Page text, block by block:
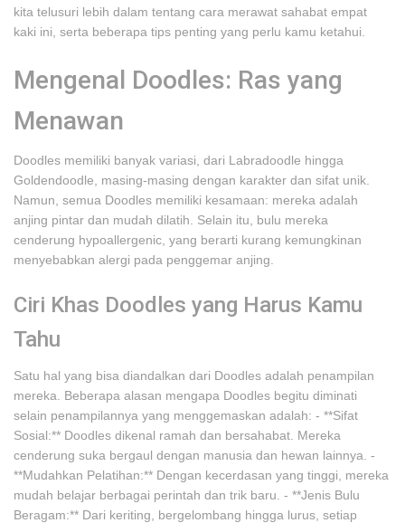
kita telusuri lebih dalam tentang cara merawat sahabat empat
kaki ini, serta beberapa tips penting yang perlu kamu ketahui.
Mengenal Doodles: Ras yang
Menawan
Doodles memiliki banyak variasi, dari Labradoodle hingga
Goldendoodle, masing-masing dengan karakter dan sifat unik.
Namun, semua Doodles memiliki kesamaan: mereka adalah
anjing pintar dan mudah dilatih. Selain itu, bulu mereka
cenderung hypoallergenic, yang berarti kurang kemungkinan
menyebabkan alergi pada penggemar anjing.
Ciri Khas Doodles yang Harus Kamu
Tahu
Satu hal yang bisa diandalkan dari Doodles adalah penampilan
mereka. Beberapa alasan mengapa Doodles begitu diminati
selain penampilannya yang menggemaskan adalah: - **Sifat
Sosial:** Doodles dikenal ramah dan bersahabat. Mereka
cenderung suka bergaul dengan manusia dan hewan lainnya. -
**Mudahkan Pelatihan:** Dengan kecerdasan yang tinggi, mereka
mudah belajar berbagai perintah dan trik baru. - **Jenis Bulu
Beragam:** Dari keriting, bergelombang hingga lurus, setiap